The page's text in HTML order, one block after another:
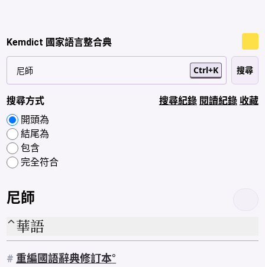
Kemdict 國家語言整合典
Ctrl+K
搜尋方式
開頭為
結尾為
包含
完全符合
搜尋紀錄 閱讀紀錄 收藏
尼師
華語
# 重編國語辭典修訂本